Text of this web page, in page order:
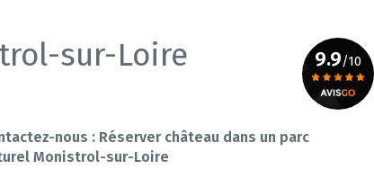
9.9/10
sur-Loire
nous : Réserver château dans un parc
Monistrol-sur-Loire